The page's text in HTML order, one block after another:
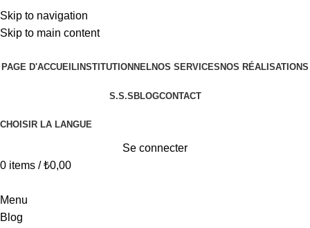
Skip to navigation
Skip to main content
+90 546 902 59 98 | bilgi@vistaakademi.com
+90 546 902 59 98 | bilgi@vistaakademi.com
PAGE D'ACCUEILINSTITUTIONNELNOS SERVICESNOS RÉALISATIONS
S.S.SBLOGCONTACT
CHOISIR LA LANGUE
Se connecter
0 items / ₺0,00
Menu
Blog